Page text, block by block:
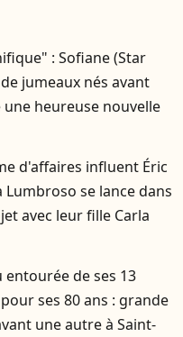
: Sofiane (Star
jumeaux nés avant
heureuse nouvelle
d'affaires influent Éric
Lumbroso se lance dans
avec leur fille Carla
de ses 13
ses 80 ans : grande
une autre à Saint-